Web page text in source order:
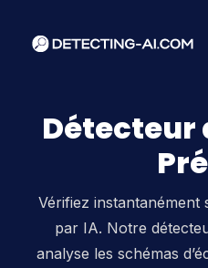
Détecteur
Vérifiez instantanément
par IA. Notre
analyse les schémas